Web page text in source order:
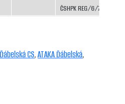
ČSHPK REG/6/77
CS,ATAKA Ďábelská,